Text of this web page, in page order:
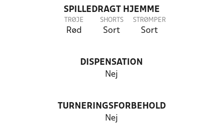
SPILLEDRAGT HJEMME
TRØJE
Rød
SHORTS
Sort
STRØMPER
Sort
DISPENSATION
Nej
TURNERINGSFORBEHOLD
Nej